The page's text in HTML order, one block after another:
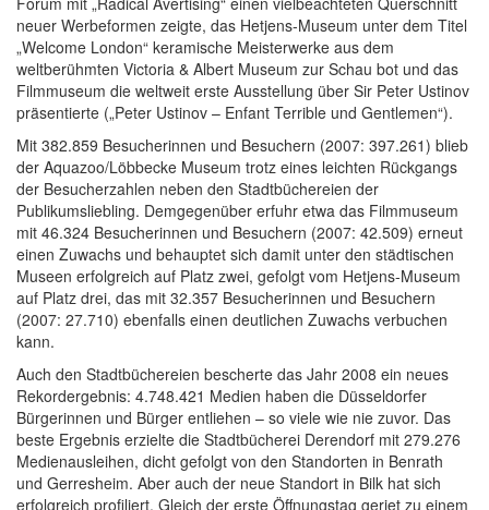
neuer Werbeformen zeigte, das Hetjens-Museum unter dem Titel
„Welcome London“ keramische Meisterwerke aus dem
weltberühmten Victoria & Albert Museum zur Schau bot und das
Filmmuseum die weltweit erste Ausstellung über Sir Peter Ustinov
präsentierte („Peter Ustinov – Enfant Terrible und Gentlemen“).
Mit 382.859 Besucherinnen und Besuchern (2007: 397.261) blieb
der Aquazoo/Löbbecke Museum trotz eines leichten Rückgangs
der Besucherzahlen neben den Stadtbüchereien der
Publikumsliebling. Demgegenüber erfuhr etwa das Filmmuseum
mit 46.324 Besucherinnen und Besuchern (2007: 42.509) erneut
einen Zuwachs und behauptet sich damit unter den städtischen
Museen erfolgreich auf Platz zwei, gefolgt vom Hetjens-Museum
auf Platz drei, das mit 32.357 Besucherinnen und Besuchern
(2007: 27.710) ebenfalls einen deutlichen Zuwachs verbuchen
kann.
Auch den Stadtbüchereien bescherte das Jahr 2008 ein neues
Rekordergebnis: 4.748.421 Medien haben die Düsseldorfer
Bürgerinnen und Bürger entliehen – so viele wie nie zuvor. Das
beste Ergebnis erzielte die Stadtbücherei Derendorf mit 279.276
Medienausleihen, dicht gefolgt von den Standorten in Benrath
und Gerresheim. Aber auch der neue Standort in Bilk hat sich
erfolgreich profiliert. Gleich der erste Öffnungstag geriet zu einem